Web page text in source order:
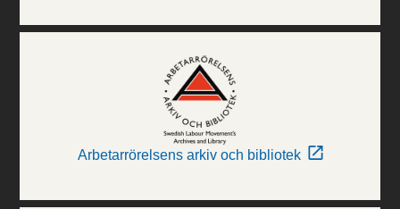
Arbetarrörelsens arkiv och bibliotek